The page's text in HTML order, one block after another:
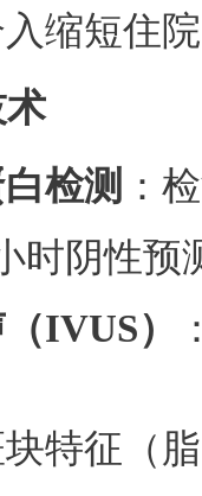
缩短住
检测 ：
时阴性预
IVUS）
特征（